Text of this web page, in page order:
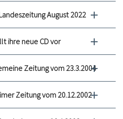
August 2022
ihre neue CD vor
Zeitung vom 23.3.2004
Zeitung vom 20.12.2002